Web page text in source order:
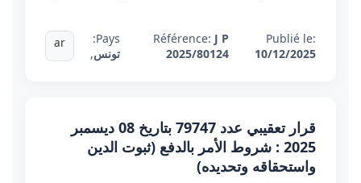
Publié le:
10/12/2025
Référence: J P
2025/80124
Pays:
تونس,
ar
قرار تعقيبي عدد 79747 بتاريخ 08 ديسمبر
2025 : شروط الأمر بالدفع (ثبوت الدين
واستحقاقه وتحديده)